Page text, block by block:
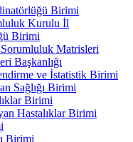
Birimi
Kurulu İl
Birimi
Matrisleri
Başkanlığı
ve İstatistik Birimi
Sağlığı Birimi
Birimi
Hastalıklar Birimi
Birimi